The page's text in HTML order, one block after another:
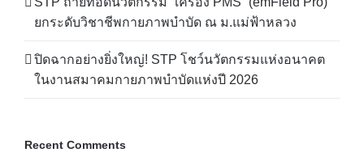
ยกระดับวิชาชีพกายภาพบำบัด ณ ม.แม่ฟ้าหลวง
ปิดฉากอย่างยิ่งใหญ่! STP โชว์นวัตกรรมแห่งอนาคต
ในงานสมาคมกายภาพบำบัดแห่งปี 2026
Recent Comments